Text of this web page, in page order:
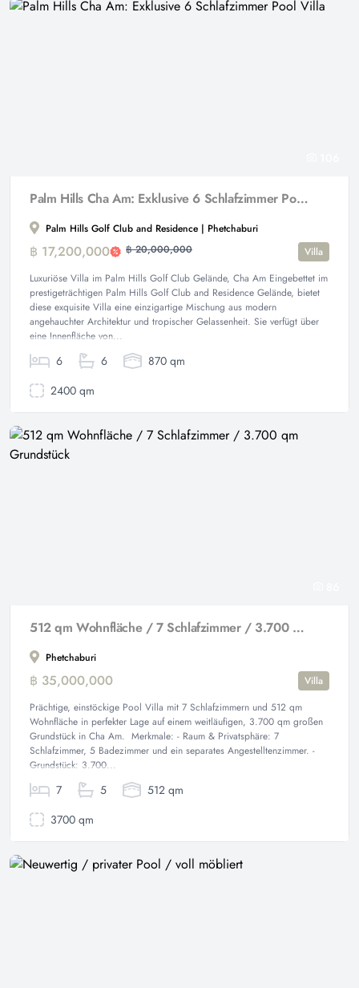
Palm Hills Cha Am: Exklusive 6 Schlafzimmer Pool Villa
Palm Hills Golf Club and Residence | Phetchaburi
฿ 17,200,000 ฿ 20,000,000
Villa
Luxuriöse Villa im Palm Hills Golf Club Gelände, Cha Am Eingebettet im
prestigeträchtigen Palm Hills Golf Club and Residence Gelände, bietet
diese exquisite Villa eine einzigartige Mischung aus modern
angehauchter Architektur und tropischer Gelassenheit. Sie verfügt über
eine Innenfläche von...
6 6
870 qm
2400 qm
512 qm Wohnfläche / 7 Schlafzimmer / 3.700 qm Grundstück
Phetchaburi
฿ 35,000,000
Villa
Prächtige, einstöckige Pool Villa mit 7 Schlafzimmern und 512 qm
Wohnfläche in perfekter Lage auf einem weitläufigen, 3.700 qm großen
Grundstück in Cha Am. Merkmale: - Raum & Privatsphäre: 7
Schlafzimmer, 5 Badezimmer und ein separates Angestelltenzimmer. -
Grundstück: 3.700...
7 5
512 qm
3700 qm